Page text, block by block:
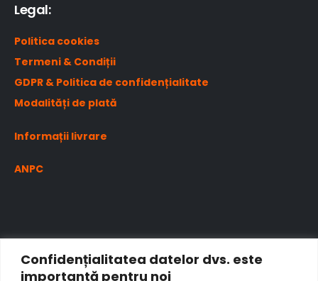
Confidențialitatea datelor dvs. este
importantă pentru noi
Legal:
Politica cookies
Termeni & Condiții
GDPR & Politica de confidențialitate
Modalități de plată
Informații livrare
ANPC